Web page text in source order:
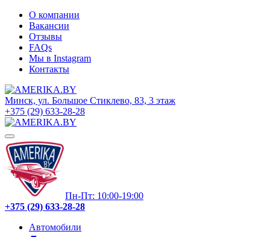
О компании
Вакансии
Отзывы
FAQs
Мы в Instagram
Контакты
Минск, ул. Большое Стиклево, 83, 3 этаж
+375 (29) 633-28-28
Пн-Пт: 10:00-19:00
+375 (29) 633-28-28
Автомобили